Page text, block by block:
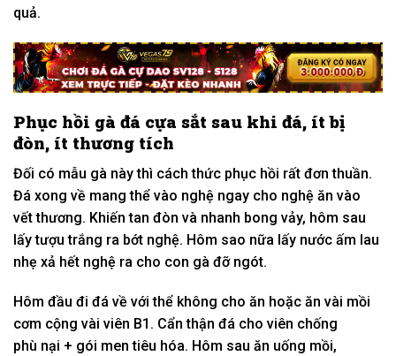
quả.
Phục hồi gà đá cựa sắt sau khi đá, ít bị
đòn, ít thương tích
Đối có mẫu gà này thì cách thức phục hồi rất đơn thuần.
Đá xong về mang thể vào nghệ ngay cho nghệ ăn vào
vết thương. Khiến tan đòn và nhanh bong vảy, hôm sau
lấy tượu trắng ra bớt nghệ. Hôm sao nữa lấy nước ấm lau
nhẹ xả hết nghệ ra cho con gà đỡ ngót.
Hôm đầu đi đá về với thể không cho ăn hoặc ăn vài mồi
cơm cộng vài viên B1. Cẩn thận đá cho viên chống
phù nại + gói men tiêu hóa. Hôm sau ăn uống mồi,